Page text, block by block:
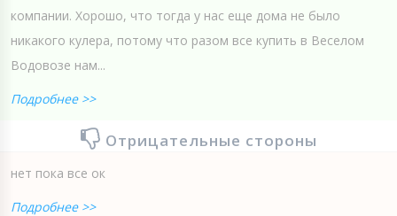
компании. Хорошо, что тогда у нас еще дома не было
никакого кулера, потому что разом все купить в Веселом
Водовозе нам...
Подробнее >>
Отрицательные стороны
нет пока все ок
Подробнее >>